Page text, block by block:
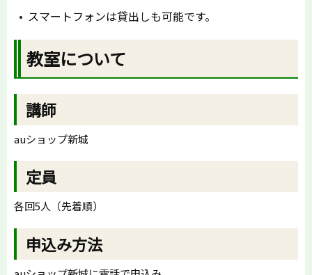
スマートフォンは貸出しも可能です。
教室について
講師
auショップ新城
定員
各回5人（先着順）
申込み方法